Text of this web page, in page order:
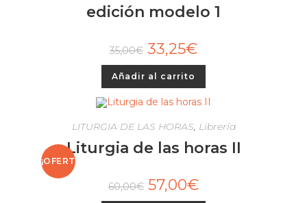
edición modelo 1
35,00€ 33,25€
Añadir al carrito
¡OFERT
LITURGIA DE LAS HORAS, Librería
Liturgia de las horas II
60,00€ 57,00€